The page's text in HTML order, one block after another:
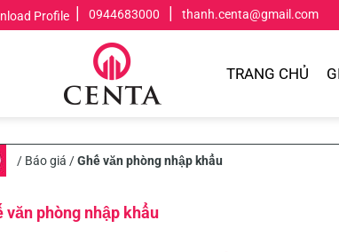
Profile | 0944683000 | thanh.centa@gmail.com
TRANG CHỦ
/ Báo giá /Ghế văn phòng nhập khẩu
văn phòng nhập khẩu